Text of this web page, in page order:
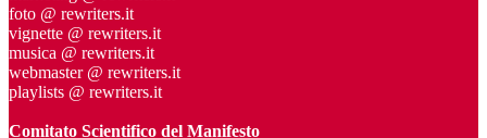
foto @ rewriters.it
vignette @ rewriters.it
musica @ rewriters.it
webmaster @ rewriters.it
playlists @ rewriters.it
Comitato Scientifico del Manifesto